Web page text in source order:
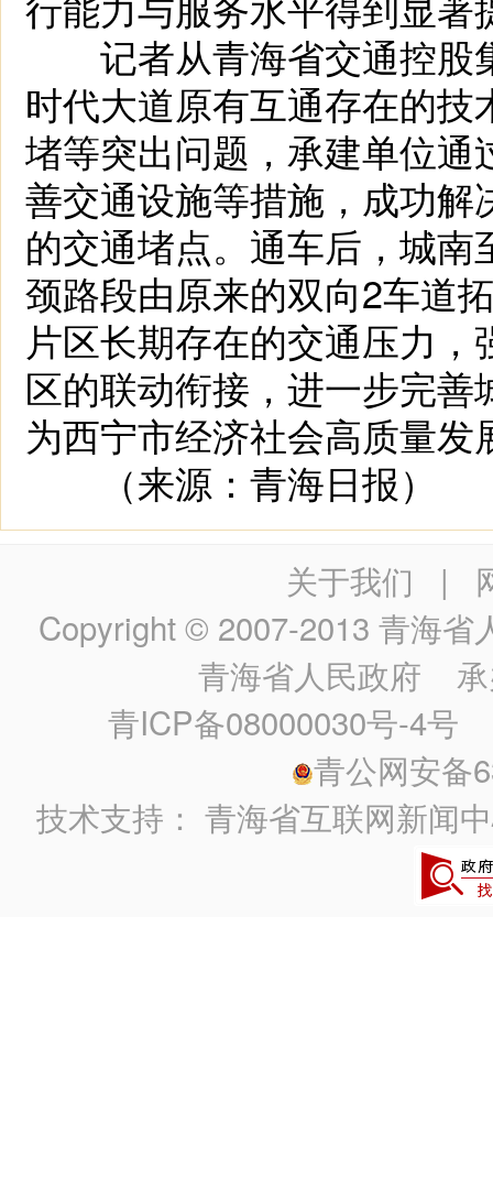
记者从青海省交通控股
时代大道原有互通存在的
堵等突出问题，承建单位
善交通设施等措施，成功
的交通堵点。通车后，城
颈路段由原来的双向2车道
片区长期存在的交通压力
区的联动衔接，进一步完
为西宁市经济社会高质量
（来源：青海日报）
关于我们 |
Copyright © 2007-2013 青海省
青海省人民政府 承
青ICP备08000030号-4号
青公网安备
技术支持：青海省互联网新闻